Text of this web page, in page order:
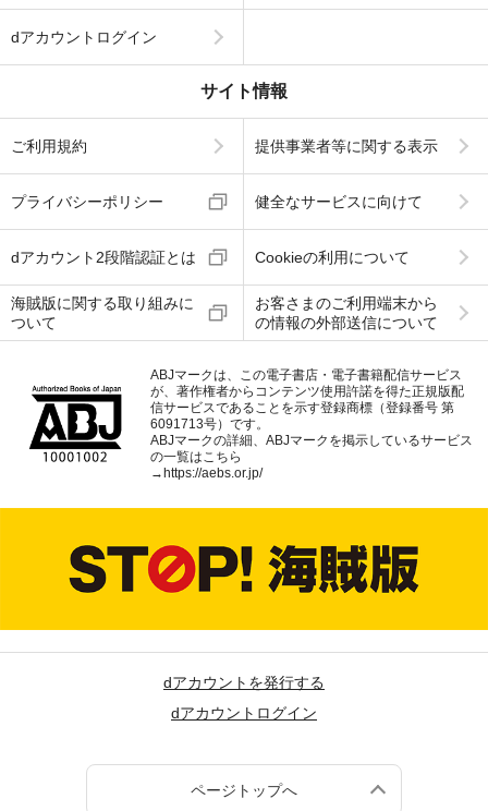
dアカウントログイン
サイト情報
ご利用規約 提供事業者等に関する表示
プライバシーポリシー 健全なサービスに向けて
dアカウント2段階認証とは Cookieの利用について
海賊版に関する取り組みに
ついて
お客さまのご利用端末から
の情報の外部送信について
ABJマークは、この電子書店・電子書籍配信サービス
が、著作権者からコンテンツ使用許諾を得た正規版配
信サービスであることを示す登録商標（登録番号 第
6091713号）です。
ABJマークの詳細、ABJマークを掲示しているサービス
の一覧はこちら
→https://aebs.or.jp/
dアカウントを発行する
dアカウントログイン
ページトップへ